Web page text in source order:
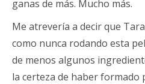
ganas de más. Mucho más.
Me atrevería a decir que
como nunca rodando esta
de menos algunos
la certeza de haber formado